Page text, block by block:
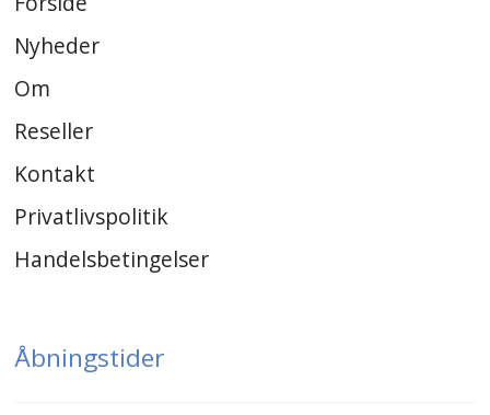
Nyheder
Om
Reseller
Kontakt
Privatlivspolitik
Handelsbetingelser
Åbningstider